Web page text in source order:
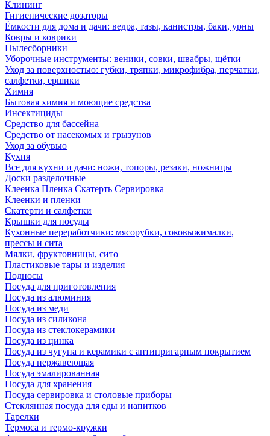
Клининг
Гигиенические дозаторы
Ёмкости для дома и дачи: ведра, тазы, канистры, баки, урны
Ковры и коврики
Пылесборники
Уборочные инструменты: веники, совки, швабры, щётки
Уход за поверхностью: губки, тряпки, микрофибра, перчатки,
салфетки, ершики
Химия
Бытовая химия и моющие средства
Инсектициды
Средство для бассейна
Средство от насекомых и грызунов
Уход за обувью
Кухня
Все для кухни и дачи: ножи, топоры, резаки, ножницы
Доски разделочные
Клеенка Пленка Скатерть Сервировка
Клеенки и пленки
Скатерти и салфетки
Крышки для посуды
Кухонные переработчики: мясорубки, соковыжималки,
прессы и сита
Мялки, фруктовницы, сито
Пластиковые тары и изделия
Подносы
Посуда для приготовления
Посуда из алюминия
Посуда из меди
Посуда из силикона
Посуда из стеклокерамики
Посуда из цинка
Посуда из чугуна и керамики с антипригарным покрытием
Посуда нержавеющая
Посуда эмалированная
Посуда для хранения
Посуда сервировка и столовые приборы
Стеклянная посуда для еды и напитков
Тарелки
Термоса и термо-кружки